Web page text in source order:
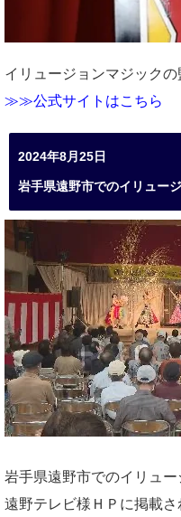
イリュージョンマジックの
≫≫公式サイトはこちら
2024年8月25日
岩手県遠野市でのイリュー
岩手県遠野市でのイリュ
遠野テレビ様ＨＰに掲載さ